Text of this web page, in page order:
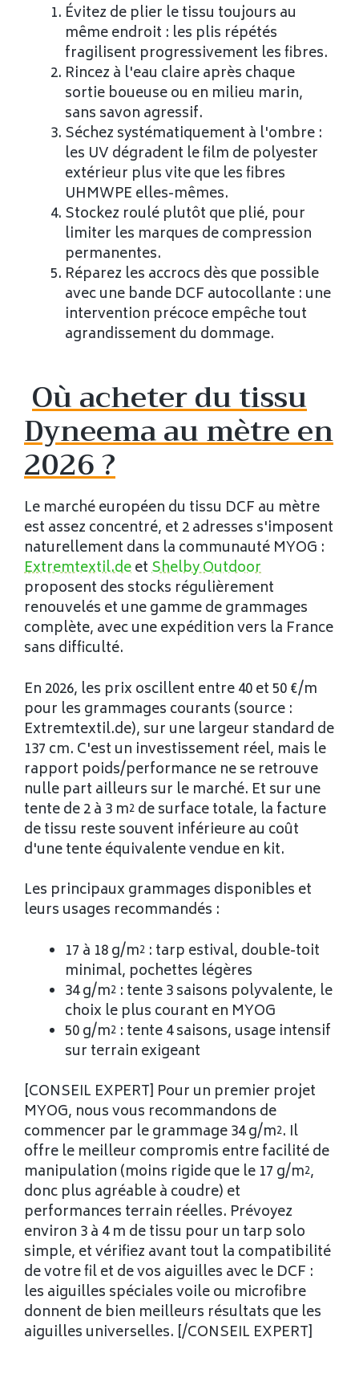
Évitez de plier le tissu toujours au
même endroit : les plis répétés
fragilisent progressivement les fibres.
Rincez à l'eau claire après chaque
sortie boueuse ou en milieu marin,
sans savon agressif.
Séchez systématiquement à l'ombre :
les UV dégradent le film de polyester
extérieur plus vite que les fibres
UHMWPE elles-mêmes.
Stockez roulé plutôt que plié, pour
limiter les marques de compression
permanentes.
Réparez les accrocs dès que possible
avec une bande DCF autocollante : une
intervention précoce empêche tout
agrandissement du dommage.
Où acheter du tissu
Dyneema au mètre en
2026 ?
Le marché européen du tissu DCF au mètre
est assez concentré, et 2 adresses s'imposent
naturellement dans la communauté MYOG :
Extremtextil.deetShelby Outdoor
proposent des stocks régulièrement
renouvelés et une gamme de grammages
complète, avec une expédition vers la France
sans difficulté.
En 2026, les prix oscillent entre 40 et 50 €/m
pour les grammages courants (source :
Extremtextil.de), sur une largeur standard de
137 cm. C'est un investissement réel, mais le
rapport poids/performance ne se retrouve
nulle part ailleurs sur le marché. Et sur une
tente de 2 à 3 m² de surface totale, la facture
de tissu reste souvent inférieure au coût
d'une tente équivalente vendue en kit.
Les principaux grammages disponibles et
leurs usages recommandés :
17 à 18 g/m² : tarp estival, double-toit
minimal, pochettes légères
34 g/m² : tente 3 saisons polyvalente, le
choix le plus courant en MYOG
50 g/m² : tente 4 saisons, usage intensif
sur terrain exigeant
[CONSEIL EXPERT] Pour un premier projet
MYOG, nous vous recommandons de
commencer par le grammage 34 g/m². Il
offre le meilleur compromis entre facilité de
manipulation (moins rigide que le 17 g/m²,
donc plus agréable à coudre) et
performances terrain réelles. Prévoyez
environ 3 à 4 m de tissu pour un tarp solo
simple, et vérifiez avant tout la compatibilité
de votre fil et de vos aiguilles avec le DCF :
les aiguilles spéciales voile ou microfibre
donnent de bien meilleurs résultats que les
aiguilles universelles. [/CONSEIL EXPERT]